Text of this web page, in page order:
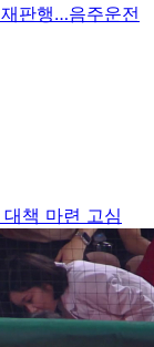
판행…음주운전
책 마련 고심